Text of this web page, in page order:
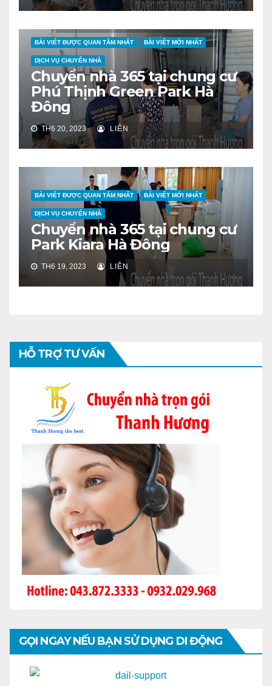
BÀI VIẾT ĐƯỢC QUAN TÂM NHẤT BÀI VIẾT MỚI NHẤT
DỊCH VỤ CHUYỂN NHÀ
Chuyển nhà 365 tại chung cư
Phú Thịnh Green Park Hà
Đông
TH6 20, 2023 LIÊN
BÀI VIẾT ĐƯỢC QUAN TÂM NHẤT BÀI VIẾT MỚI NHẤT
DỊCH VỤ CHUYỂN NHÀ
Chuyển nhà 365 tại chung cư
Park Kiara Hà Đông
TH6 19, 2023 LIÊN
HỖ TRỢ TƯ VẤN
GỌI NGAY NẾU BẠN SỬ DỤNG DI ĐỘNG